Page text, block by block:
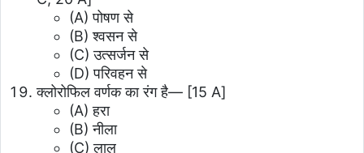
(A) पोषण से
(B) श्वसन से
(C) उत्सर्जन से
(D) परिवहन से
क्लोरोफिल वर्णक का रंग है— [15 A]
(A) हरा
(B) नीला
(C) लाल